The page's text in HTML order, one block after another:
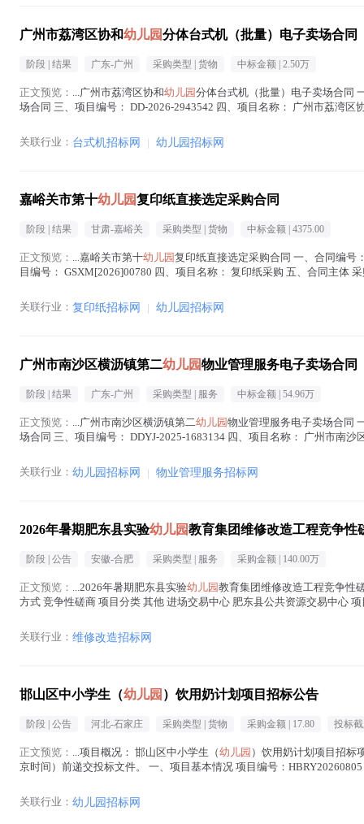
广州市荔湾区协和幼儿园分体台式机（批量）电子卖场合同
阶段 | 结果 广东-广州 采购类型 | 货物 中标金额 | 2.50万
正文预览： ...广州市荔湾区协和幼儿园分体台式机（批量）电子卖场合同
场合同 三、项目编号： DD-2026-2943542 四、项目名称： 广州市荔湾区
关联行业： 台式机招标网 | 幼儿园招标网
嘉峪关市第十幼儿园复印纸直接选定采购合同
阶段 | 结果 甘肃-嘉峪关 采购类型 | 货物 中标金额 | 4375.00
正文预览： ...嘉峪关市第十幼儿园复印纸直接选定采购合同 一、合同编号
目编号： GSXM[2026]00780 四、项目名称： 复印纸采购 五、合同主体
关联行业： 复印纸招标网 | 幼儿园招标网
广州市南沙区横沥镇第二幼儿园物业管理服务电子卖场合同
阶段 | 结果 广东-广州 采购类型 | 服务 中标金额 | 54.96万
正文预览： ...广州市南沙区横沥镇第二幼儿园物业管理服务电子卖场合同
场合同 三、项目编号： DDYJ-2025-1683134 四、项目名称： 广州市南沙
关联行业： 幼儿园招标网 | 物业管理服务招标网
2026年暑期肥东县实验幼儿园教育集团维修改造工程竞争性
阶段 | 公告 安徽-合肥 采购类型 | 服务 采购金额 | 140.00万
正文预览： ...2026年暑期肥东县实验幼儿园教育集团维修改造工程竞争性
方式 竞争性磋商 项目分类 其他 进场交易中心 肥东县公共资源交易中心
关联行业： 维修改造招标网
邯山区中小学生（幼儿园 ）饮用奶计划项目招标公告
阶段 | 公告 河北-石家庄 采购类型 | 货物 采购金额 | 17.80 投标
正文预览： ...项目概况： 邯山区中小学生（幼儿园 ）饮用奶计划项目招标
京时间）前递交投标文件。 一、项目基本情况 项目编号：
关联行业： 幼儿园招标网